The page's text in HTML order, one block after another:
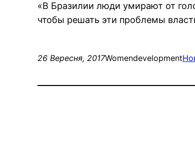
«В Бразилии люди умирают от
чтобы решать эти проблемы
26 Вересня, 2017Womendevelopment